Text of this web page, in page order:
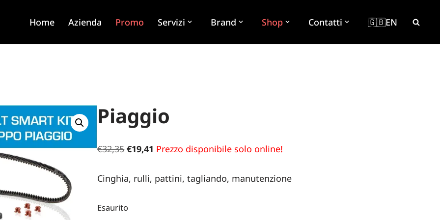
Home Azienda Promo Servizi Brand Shop Contatti 🇬🇧EN
Piaggio
€32,35 €19,41 Prezzo disponibile solo online!
Cinghia, rulli, pattini, tagliando, manutenzione
Esaurito